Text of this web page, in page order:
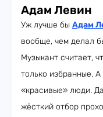
Адам Левин
Уж лучше бы Адам
вообще, чем делал
Музыкант считает,
только избранные.
«красивые» люди.
жёсткий отбор